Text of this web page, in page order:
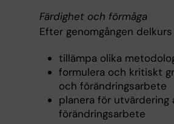
Färdighet och förmåga
Efter genomgången
tillämpa olika
formulera och kritiskt
och förändringsarbete
planera för
förändringsarbete